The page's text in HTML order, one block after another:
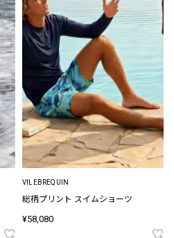
VILEBREQUIN
総柄プリント スイムショーツ
¥58,080